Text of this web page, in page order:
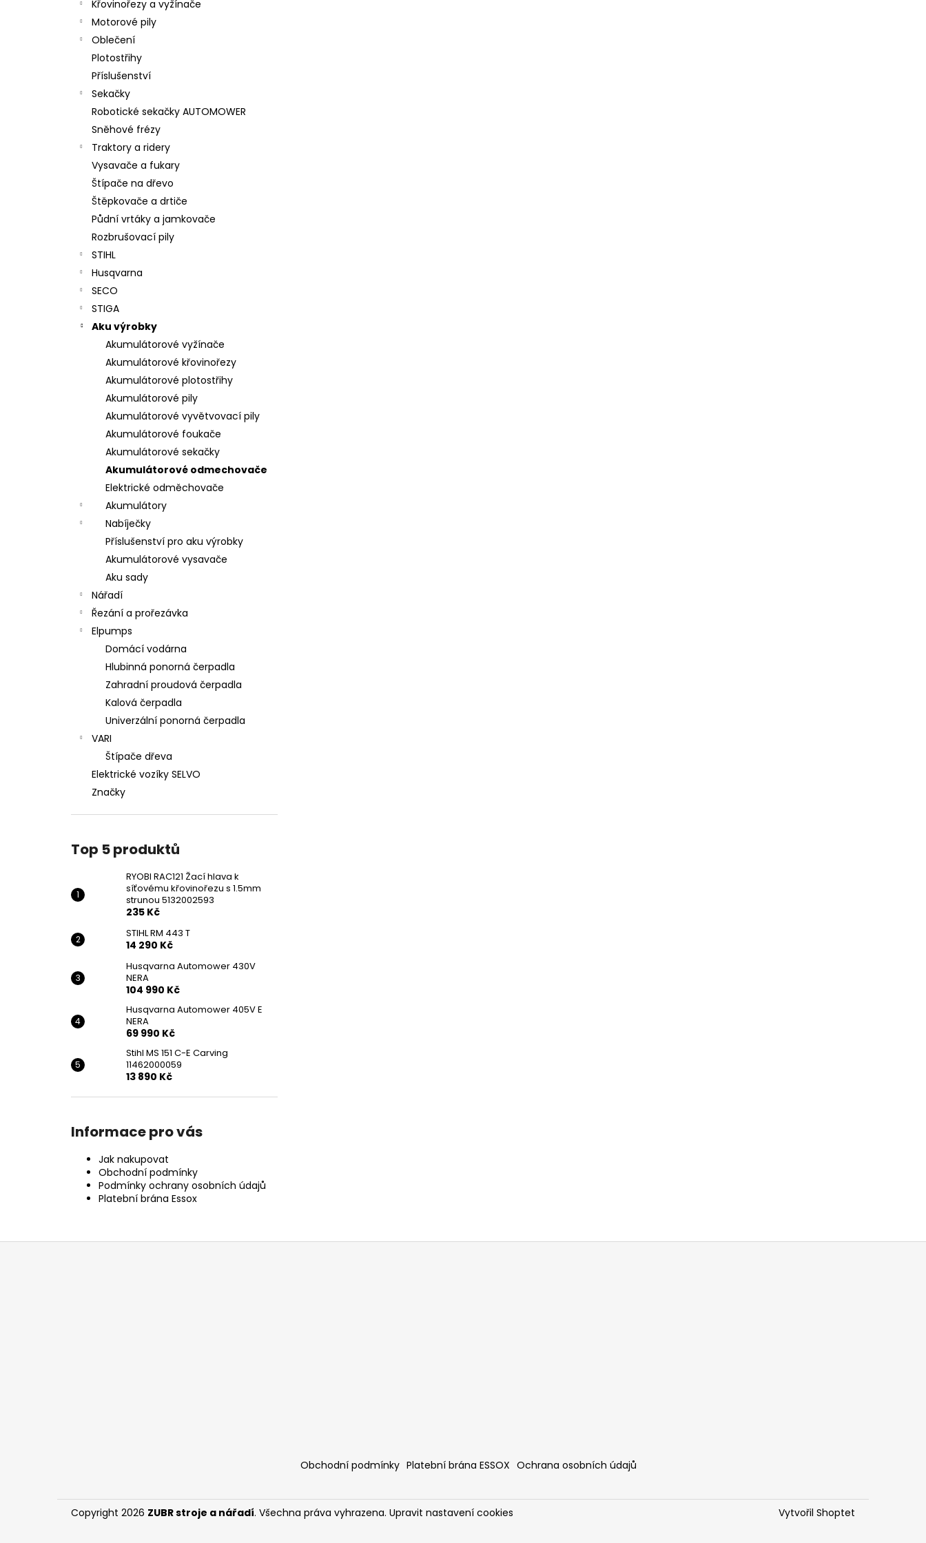
Křovinořezy a vyžínače
Motorové pily
Oblečení
Plotostřihy
Příslušenství
Sekačky
Robotické sekačky AUTOMOWER
Sněhové frézy
Traktory a ridery
Vysavače a fukary
Štípače na dřevo
Štěpkovače a drtiče
Půdní vrtáky a jamkovače
Rozbrušovací pily
STIHL
Husqvarna
SECO
STIGA
Aku výrobky
Akumulátorové vyžínače
Akumulátorové křovinořezy
Akumulátorové plotostřihy
Akumulátorové pily
Akumulátorové vyvětvovací pily
Akumulátorové foukače
Akumulátorové sekačky
Akumulátorové odmechovače
Elektrické odměchovače
Akumulátory
Nabíječky
Příslušenství pro aku výrobky
Akumulátorové vysavače
Aku sady
Nářadí
Řezání a prořezávka
Elpumps
Domácí vodárna
Hlubinná ponorná čerpadla
Zahradní proudová čerpadla
Kalová čerpadla
Univerzální ponorná čerpadla
VARI
Štípače dřeva
Elektrické vozíky SELVO
Značky
Top 5 produktů
RYOBI RAC121 Žací hlava k
síťovému křovinořezu s 1.5mm
strunou 5132002593
235 Kč
STIHL RM 443 T
14 290 Kč
Husqvarna Automower 430V
NERA
104 990 Kč
Husqvarna Automower 405V E
NERA
69 990 Kč
Stihl MS 151 C-E Carving
11462000059
13 890 Kč
Informace pro vás
Jak nakupovat
Obchodní podmínky
Podmínky ochrany osobních údajů
Platební brána Essox
Z
Obchodní podmínky Platební brána ESSOX Ochrana osobních údajů
Vytvořil Shoptet
Copyright 2026 ZUBR stroje a nářadí. Všechna práva vyhrazena. Upravit nastavení cookies